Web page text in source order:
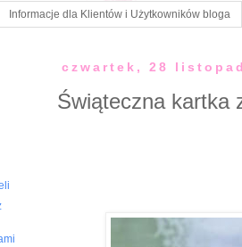
Informacje dla Klientów i Użytkowników bloga
czwartek, 28
Świąteczna kartka